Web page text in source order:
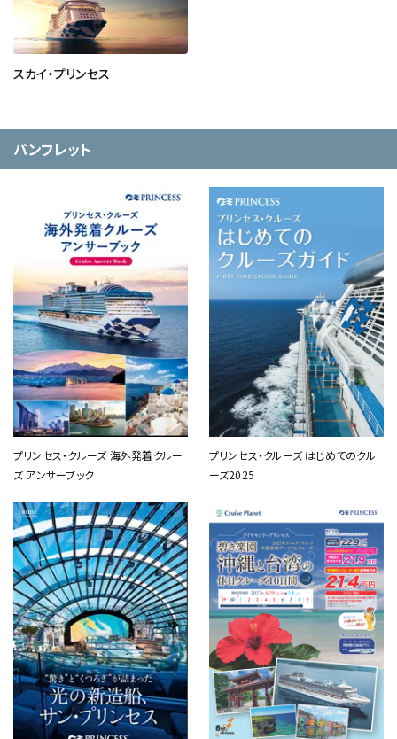
スカイ・プリンセス
パンフレット
プリンセス・クルーズ 海外発着クルー
ズ アンサーブック
プリンセス・クルーズ はじめてのクル
ーズ2025